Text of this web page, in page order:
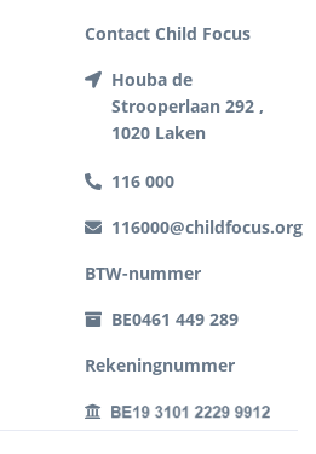
Contact Child Focus
Houba de
Strooperlaan 292 ,
1020 Laken
116 000
116000@childfocus.org
BTW-nummer
BE0461 449 289
Rekeningnummer